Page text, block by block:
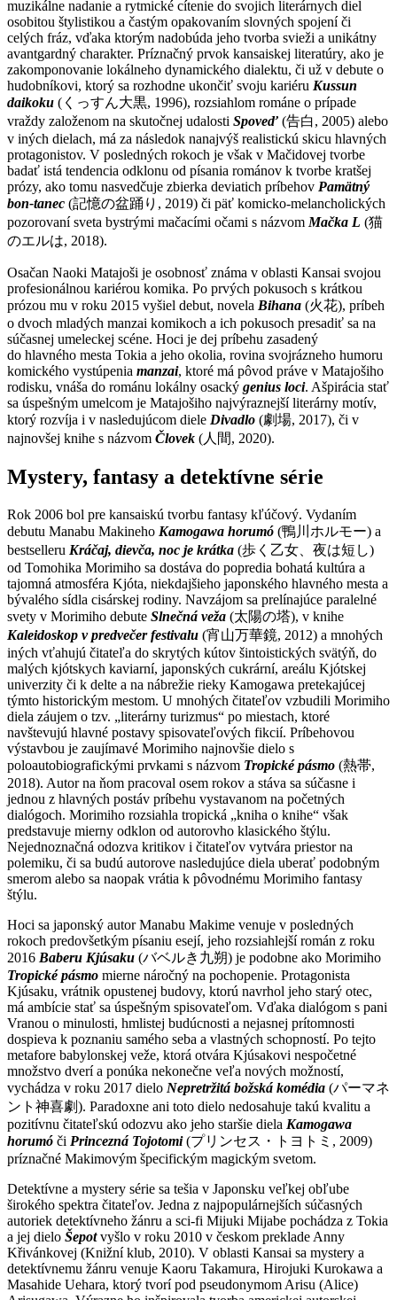
muzikálne nadanie a rytmické cítenie do svojich literárnych diel
osobitou štylistikou a častým opakovaním slovných spojení či
celých fráz, vďaka ktorým nadobúda jeho tvorba svieži a unikátny
avantgardný charakter. Príznačný prvok kansaiskej literatúry, ako je
zakomponovanie lokálneho dynamického dialektu, či už v debute o
hudobníkovi, ktorý sa rozhodne ukončiť svoju kariéru Kussun
daikoku (くっすん大黒, 1996), rozsiahlom románe o prípade
vraždy založenom na skutočnej udalosti Spoveď (告白, 2005) alebo
v iných dielach, má za následok nanajvýš realistickú skicu hlavných
protagonistov. V posledných rokoch je však v Mačidovej tvorbe
badať istá tendencia odklonu od písania románov k tvorbe kratšej
prózy, ako tomu nasvedčuje zbierka deviatich príbehov Pamätný
bon-tanec (記憶の盆踊り, 2019) či päť komicko-melancholických
pozorovaní sveta bystrými mačacími očami s názvom Mačka L (猫
のエルは, 2018).
Osačan Naoki Matajoši je osobnosť známa v oblasti Kansai svojou
profesionálnou kariérou komika. Po prvých pokusoch s krátkou
prózou mu v roku 2015 vyšiel debut, novela Bihana (火花), príbeh
o dvoch mladých manzai komikoch a ich pokusoch presadiť sa na
súčasnej umeleckej scéne. Hoci je dej príbehu zasadený
do hlavného mesta Tokia a jeho okolia, rovina svojrázneho humoru
komického vystúpenia manzai, ktoré má pôvod práve v Matajošiho
rodisku, vnáša do románu lokálny osacký genius loci. Ašpirácia stať
sa úspešným umelcom je Matajošiho najvýraznejší literárny motív,
ktorý rozvíja i v nasledujúcom diele Divadlo (劇場, 2017), či v
najnovšej knihe s názvom Človek (人間, 2020).
Mystery, fantasy a detektívne série
Rok 2006 bol pre kansaiskú tvorbu fantasy kľúčový. Vydaním
debutu Manabu Makineho Kamogawa horumó (鴨川ホルモー) a
bestselleru Kráčaj, dievča, noc je krátka (歩く乙女、夜は短し)
od Tomohika Morimiho sa dostáva do popredia bohatá kultúra a
tajomná atmosféra Kjóta, niekdajšieho japonského hlavného mesta a
bývalého sídla cisárskej rodiny. Navzájom sa prelínajúce paralelné
svety v Morimiho debute Slnečná veža (太陽の塔), v knihe
Kaleidoskop v predvečer festivalu (宵山万華鏡, 2012) a mnohých
iných vťahujú čitateľa do skrytých kútov šintoistických svätýň, do
malých kjótskych kaviarní, japonských cukrární, areálu Kjótskej
univerzity či k delte a na nábrežie rieky Kamogawa pretekajúcej
týmto historickým mestom. U mnohých čitateľov vzbudili Morimiho
diela záujem o tzv. „literárny turizmus“ po miestach, ktoré
navštevujú hlavné postavy spisovateľových fikcií. Príbehovou
výstavbou je zaujímavé Morimiho najnovšie dielo s
poloautobiografickými prvkami s názvom Tropické pásmo (熱帯,
2018). Autor na ňom pracoval osem rokov a stáva sa súčasne i
jednou z hlavných postáv príbehu vystavanom na početných
dialógoch. Morimiho rozsiahla tropická „kniha o knihe“ však
predstavuje mierny odklon od autorovho klasického štýlu.
Nejednoznačná odozva kritikov i čitateľov vytvára priestor na
polemiku, či sa budú autorove nasledujúce diela uberať podobným
smerom alebo sa naopak vrátia k pôvodnému Morimiho fantasy
štýlu.
Hoci sa japonský autor Manabu Makime venuje v posledných
rokoch predovšetkým písaniu esejí, jeho rozsiahlejší román z roku
2016 Baberu Kjúsaku (バベルき九朔) je podobne ako Morimiho
Tropické pásmo mierne náročný na pochopenie. Protagonista
Kjúsaku, vrátnik opustenej budovy, ktorú navrhol jeho starý otec,
má ambície stať sa úspešným spisovateľom. Vďaka dialógom s pani
Vranou o minulosti, hmlistej budúcnosti a nejasnej prítomnosti
dospieva k poznaniu samého seba a vlastných schopností. Po tejto
metafore babylonskej veže, ktorá otvára Kjúsakovi nespočetné
množstvo dverí a ponúka nekonečne veľa nových možností,
vychádza v roku 2017 dielo Nepretržitá božská komédia (パーマネ
ント神喜劇). Paradoxne ani toto dielo nedosahuje takú kvalitu a
pozitívnu čitateľskú odozvu ako jeho staršie diela Kamogawa
horumó či Princezná Tojotomi(プリンセス・トヨトミ, 2009)
príznačné Makimovým špecifickým magickým svetom.
Detektívne a mystery série sa tešia v Japonsku veľkej obľube
širokého spektra čitateľov. Jedna z najpopulárnejších súčasných
autoriek detektívneho žánru a sci-fi Mijuki Mijabe pochádza z Tokia
a jej dielo Šepot vyšlo v roku 2010 v českom preklade Anny
Křivánkovej (Knižní klub, 2010). V oblasti Kansai sa mystery a
detektívnemu žánru venuje Kaoru Takamura, Hirojuki Kurokawa a
Masahide Uehara, ktorý tvorí pod pseudonymom Arisu (Alice)